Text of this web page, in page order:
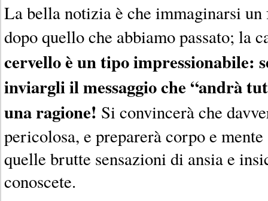
La bella notizia è che immaginarsi
dopo quello che abbiamo passato; la
cervello è un tipo impressionabile:
inviargli il messaggio che “andrà
una ragione! Si convincerà che
pericolosa, e preparerà corpo e
quelle brutte sensazioni di ansia e
conoscete.